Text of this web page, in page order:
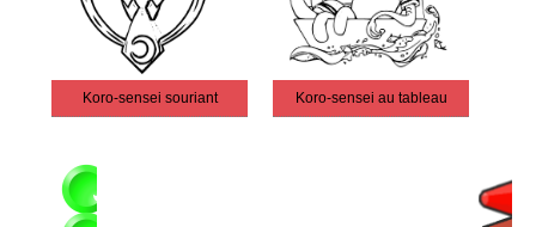
Koro-sensei souriant Koro-sensei au tableau